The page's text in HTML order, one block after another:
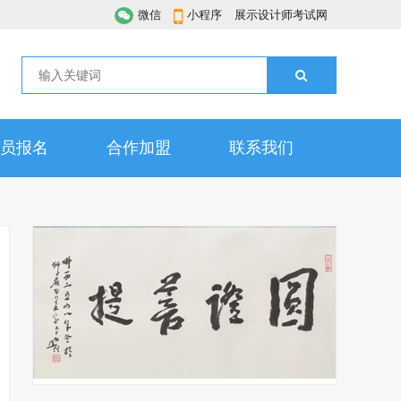
微信 小程序 展示设计师考试网
报名 合作加盟 联系我们